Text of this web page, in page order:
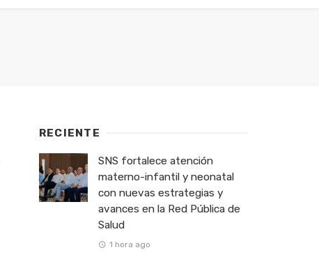
RECIENTE
SNS fortalece atención
materno-infantil y neonatal
con nuevas estrategias y
avances en la Red Pública de
Salud
1 hora ago